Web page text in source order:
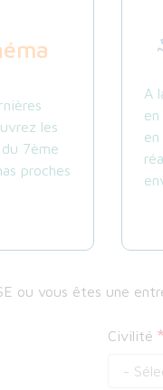
les
7ème
proches
A
ou vous êtes une
Civilité